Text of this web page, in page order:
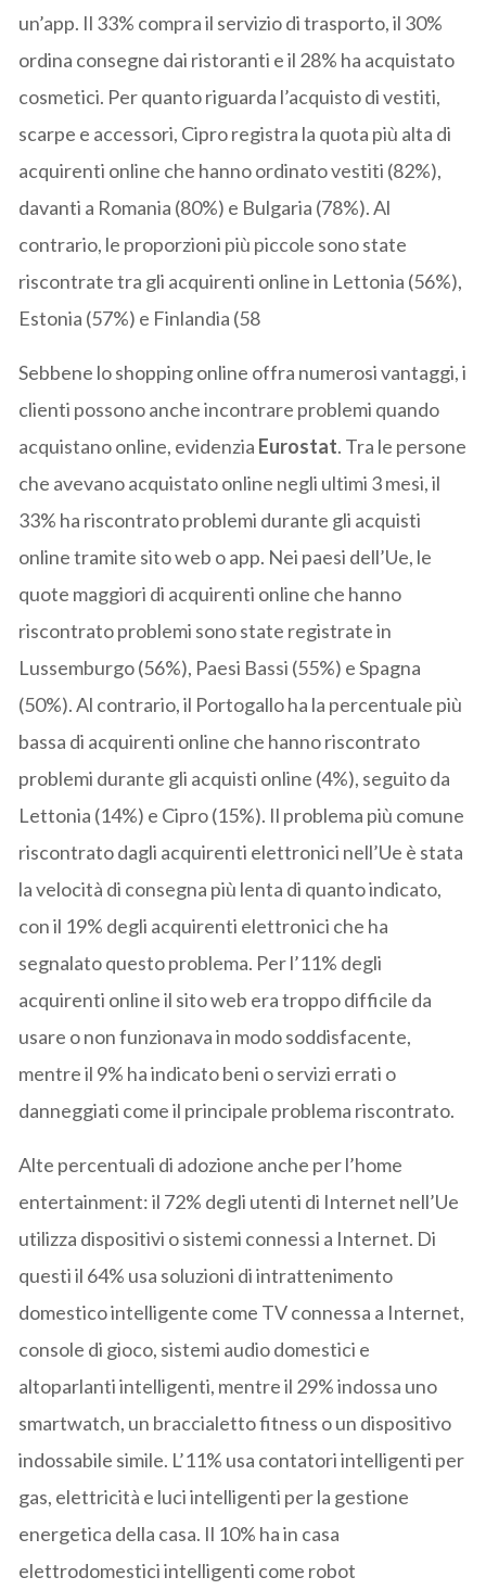
un’app. Il 33% compra il servizio di trasporto, il 30%
ordina consegne dai ristoranti e il 28% ha acquistato
cosmetici. Per quanto riguarda l’acquisto di vestiti,
scarpe e accessori, Cipro registra la quota più alta di
acquirenti online che hanno ordinato vestiti (82%),
davanti a Romania (80%) e Bulgaria (78%). Al
contrario, le proporzioni più piccole sono state
riscontrate tra gli acquirenti online in Lettonia (56%),
Estonia (57%) e Finlandia (58
Sebbene lo shopping online offra numerosi vantaggi, i
clienti possono anche incontrare problemi quando
acquistano online, evidenzia Eurostat. Tra le persone
che avevano acquistato online negli ultimi 3 mesi, il
33% ha riscontrato problemi durante gli acquisti
online tramite sito web o app. Nei paesi dell’Ue, le
quote maggiori di acquirenti online che hanno
riscontrato problemi sono state registrate in
Lussemburgo (56%), Paesi Bassi (55%) e Spagna
(50%). Al contrario, il Portogallo ha la percentuale più
bassa di acquirenti online che hanno riscontrato
problemi durante gli acquisti online (4%), seguito da
Lettonia (14%) e Cipro (15%). Il problema più comune
riscontrato dagli acquirenti elettronici nell’Ue è stata
la velocità di consegna più lenta di quanto indicato,
con il 19% degli acquirenti elettronici che ha
segnalato questo problema. Per l’11% degli
acquirenti online il sito web era troppo difficile da
usare o non funzionava in modo soddisfacente,
mentre il 9% ha indicato beni o servizi errati o
danneggiati come il principale problema riscontrato.
Alte percentuali di adozione anche per l’home
entertainment: il 72% degli utenti di Internet nell’Ue
utilizza dispositivi o sistemi connessi a Internet. Di
questi il 64% usa soluzioni di intrattenimento
domestico intelligente come TV connessa a Internet,
console di gioco, sistemi audio domestici e
altoparlanti intelligenti, mentre il 29% indossa uno
smartwatch, un braccialetto fitness o un dispositivo
indossabile simile. L’11% usa contatori intelligenti per
gas, elettricità e luci intelligenti per la gestione
energetica della casa. Il 10% ha in casa
elettrodomestici intelligenti come robot